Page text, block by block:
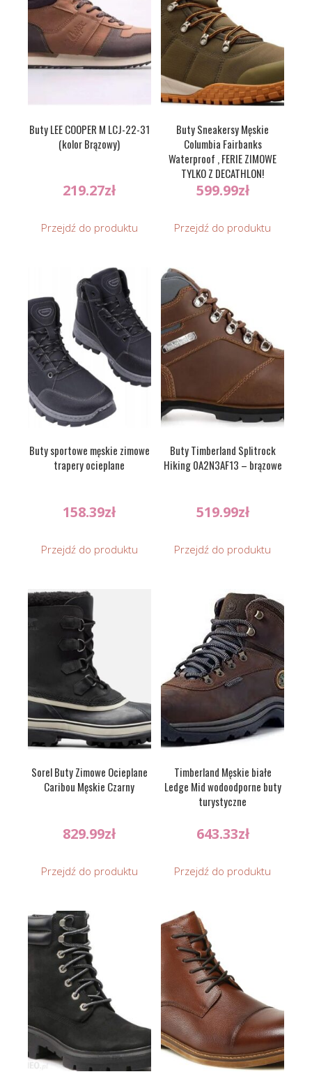
Buty LEE COOPER M LCJ-22-31
(kolor Brązowy)
219.27zł
Przejdź do produktu
Buty Sneakersy Męskie
Columbia Fairbanks
Waterproof , FERIE ZIMOWE
TYLKO Z DECATHLON!
599.99zł
Przejdź do produktu
Buty sportowe męskie zimowe
trapery ocieplane
158.39zł
Przejdź do produktu
Buty Timberland Splitrock
Hiking 0A2N3AF13 – brązowe
519.99zł
Przejdź do produktu
Sorel Buty Zimowe Ocieplane
Caribou Męskie Czarny
829.99zł
Przejdź do produktu
Timberland Męskie białe
Ledge Mid wodoodporne buty
turystyczne
643.33zł
Przejdź do produktu